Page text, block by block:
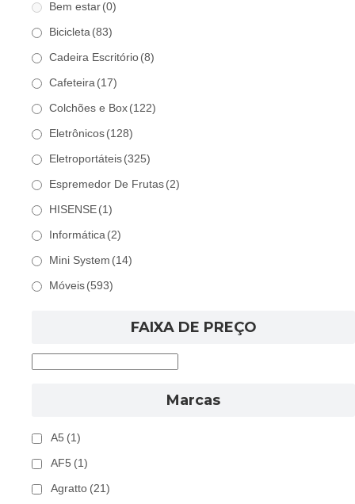
Bem estar (0)
Bicicleta (83)
Cadeira Escritório (8)
Cafeteira (17)
Colchões e Box (122)
Eletrônicos (128)
Eletroportáteis (325)
Espremedor De Frutas (2)
HISENSE (1)
Informática (2)
Mini System (14)
Móveis (593)
FAIXA DE PREÇO
Marcas
A5 (1)
AF5 (1)
Agratto (21)